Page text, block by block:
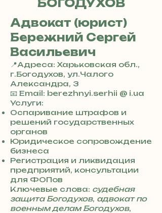
БОГОДУХОВ
Адвокат (юрист)
Бережний Сергей
Васильевич
📍Адреса: Харьковская обл.,
г.Богодухов, ул.Чалого
Александра, 3
+
3
8
0
7
3
0
4
8
5
7
8
4
📧 Email: berezhnyi.serhii @ i.ua
Услуги:
Оспаривание штрафов и
решений государственных
органов
Юридическое сопровождение
бизнеса
Регистрация и ликвидация
предприятий, консультации
для ФОПов
Ключевые слова: судебная
защита Богодухов, адвокат по
военным делам Богодухов,